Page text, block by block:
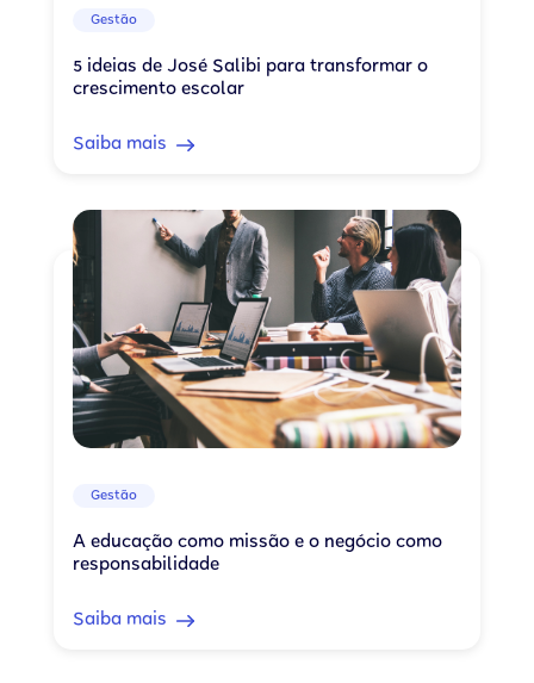
Gestão
5 ideias de José Salibi para transformar o
crescimento escolar
Saiba mais
Gestão
A educação como missão e o negócio como
responsabilidade
Saiba mais